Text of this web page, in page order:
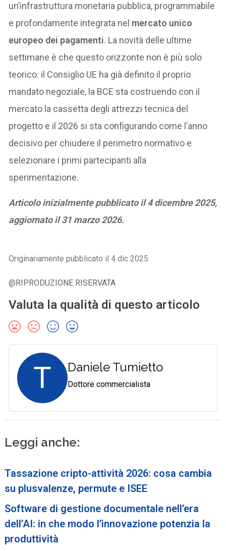
un’infrastruttura monetaria pubblica, programmabile
e profondamente integrata nel mercato unico
europeo dei pagamenti. La novità delle ultime
settimane è che questo orizzonte non è più solo
teorico: il Consiglio UE ha già definito il proprio
mandato negoziale, la BCE sta costruendo con il
mercato la cassetta degli attrezzi tecnica del
progetto e il 2026 si sta configurando come l’anno
decisivo per chiudere il perimetro normativo e
selezionare i primi partecipanti alla
sperimentazione.
Articolo inizialmente pubblicato il 4 dicembre 2025,
aggiornato il 31 marzo 2026.
Originariamente pubblicato il 4 dic 2025
@RIPRODUZIONE RISERVATA
Valuta la qualità di questo articolo
T Daniele Tumietto
Dottore commercialista
Leggi anche:
Tassazione cripto-attività 2026: cosa cambia
su plusvalenze, permute e ISEE
Software di gestione documentale nell’era
dell’AI: in che modo l’innovazione potenzia la
produttività